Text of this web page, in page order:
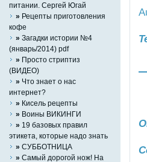
питании. Сергей Югай
» Рецепты приготовления
кофе
» Загадки истории №4
(январь/2014) pdf
» Просто стриптиз
(ВИДЕО)
» Что знает о нас
интернет?
» Кисель рецепты
» Воины ВИКИНГИ
» 19 базовых правил
этикета, которые надо знать
» СУББОТНИЦА
» Самый дорогой нож! На